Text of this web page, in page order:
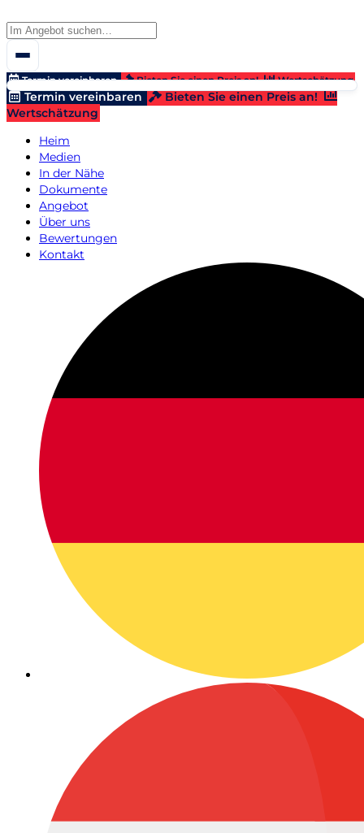
Termin vereinbaren Bieten Sie einen Preis an! Wertschätzung
Termin vereinbaren
Bieten Sie einen Preis an!
Wertschätzung
Heim
Medien
In der Nähe
Dokumente
Angebot
Über uns
Bewertungen
Kontakt